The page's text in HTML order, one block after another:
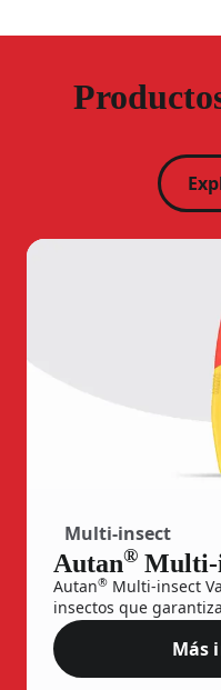
Multi-insect
Autan® Multi-
Autan® Multi-insect
insectos que
las picaduras de
molestos: mosquitos
8 horas, tropicales
Más